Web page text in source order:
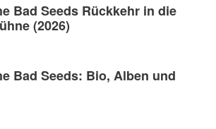
Bad Seeds Rückkehr in die
(2026)
Bad Seeds: Bio, Alben und